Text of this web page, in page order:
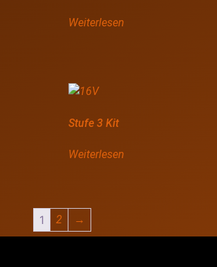
Weiterlesen
Stufe 3 Kit
Weiterlesen
1 2 →